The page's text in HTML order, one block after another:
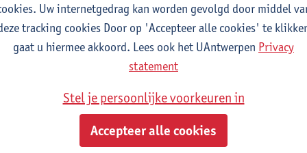
Research Week
2E SEM
studiepunten
1E SEM
Jermina Stanojev
Uw internetgedrag kan worden gevolgd door middel
tracking cookies Door op 'Accepteer alle cookies' te
gaat u hiermee akkoord. Lees ook het UAntwerpen Privacy
statement
Stel je persoonlijke voorkeuren in
Accepteer alle cookies